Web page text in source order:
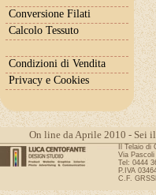
Conversione Filati
Calcolo Tessuto
Condizioni di Vendita
Privacy e Cookies
On line da Aprile 2010 - Sei
Il Telaio di
Via
Tel: 0444
P.IVA
C.F.